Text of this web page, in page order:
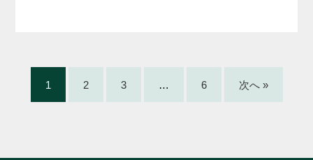
1 2 3 … 6 次へ »